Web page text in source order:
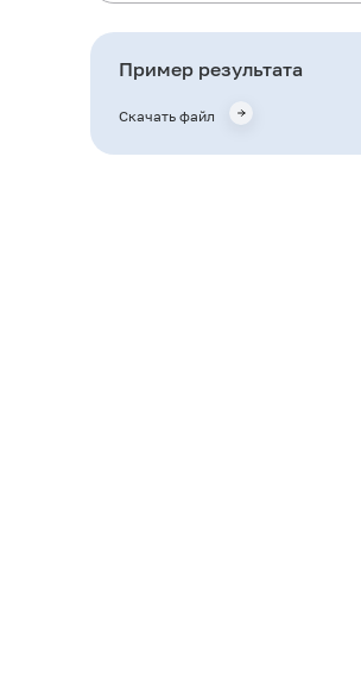
Общая информация об
Пример результата
Скачать файл